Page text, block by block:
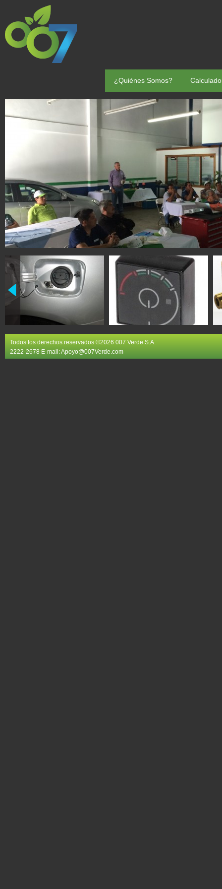
¿Quiénes Somos?
Todos los derechos reservados ©2026 007 Verde S.A.
2222-2678 E-mail:Apoyo@007Verde.com